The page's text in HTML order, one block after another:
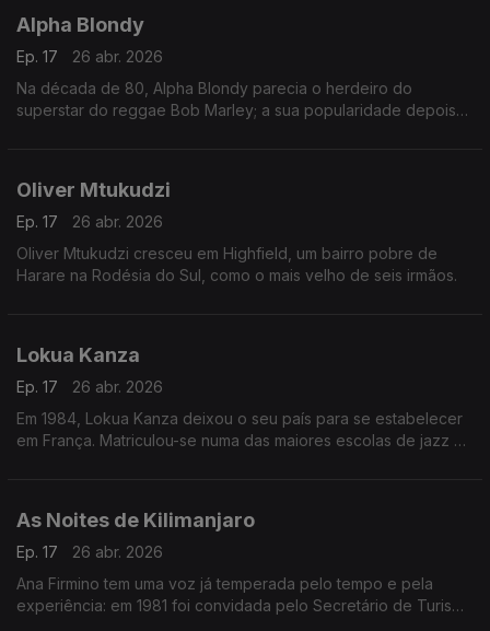
Alpha Blondy
Ep. 17
26 abr. 2026
Na década de 80, Alpha Blondy parecia o herdeiro do
superstar do reggae Bob Marley; a sua popularidade depois
Oliver Mtukudzi
Ep. 17
26 abr. 2026
Oliver Mtukudzi cresceu em Highfield, um bairro pobre de
Harare na Rodésia do Sul, como o mais velho de seis irmãos.
Lokua Kanza
Ep. 17
26 abr. 2026
Em 1984, Lokua Kanza deixou o seu país para se estabelecer
em França. Matriculou-se numa das maiores escolas de jazz da
As Noites de Kilimanjaro
Ep. 17
26 abr. 2026
Ana Firmino tem uma voz já temperada pelo tempo e pela
experiência: em 1981 foi convidada pelo Secretário de Turismo